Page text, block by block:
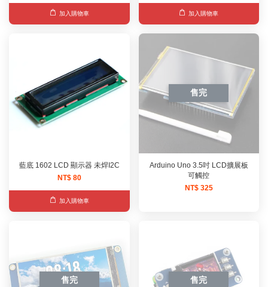
加入購物車 加入購物車
藍底 1602 LCD 顯示器 未焊I2C
NT$ 80
加入購物車
售完
Arduino Uno 3.5吋 LCD擴展板
可觸控
NT$ 325
售完 售完